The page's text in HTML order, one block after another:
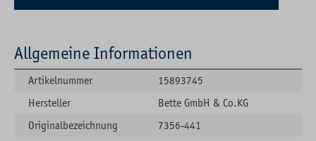
Allgemeine Informationen
Artikelnummer
15893745
Hersteller
Bette GmbH & Co.KG
Originalbezeichnung
7356-441